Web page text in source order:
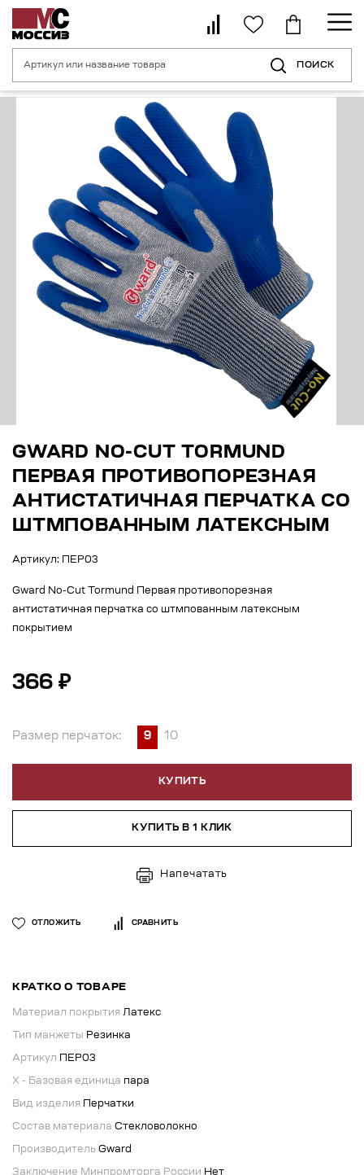
ПОИСК
Главная страница Средства индивидуальной защиты рук
GWARD NO-CUT TORMUND
ПЕРВАЯ ПРОТИВОПОРЕЗНАЯ
АНТИСТАТИЧНАЯ ПЕРЧАТКА СО
ШТМПОВАННЫМ ЛАТЕКСНЫМ
Артикул: ПЕР03
Gward No-Cut Tormund Первая противопорезная
антистатичная перчатка со штмпованным латексным
покрытием
366 ₽
Размер перчаток: 9 10
КУПИТЬ
КУПИТЬ В 1 КЛИК
Напечатать
ОТЛОЖИТЬ СРАВНИТЬ
КРАТКО О ТОВАРЕ
Материал покрытия Латекс
Тип манжеты Резинка
Артикул ПЕР03
X - Базовая единица пара
Вид изделия Перчатки
Состав материала Стекловолокно
Производитель Gward
Заключение Минпромторга России Нет